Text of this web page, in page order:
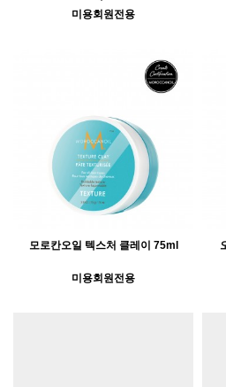
미용회원전용
모로칸오일 텍스처 클레이 75ml
미용회원전용